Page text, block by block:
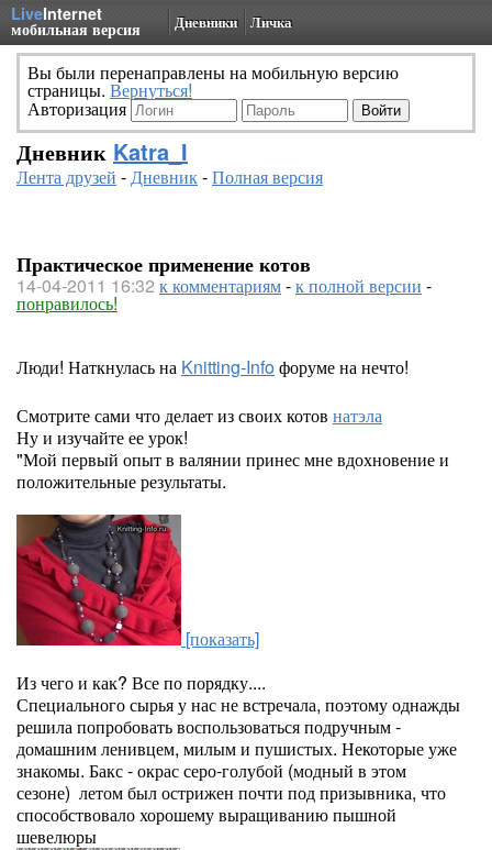
LiveInternet
мобильная версия Дневники Личка
Вы были перенаправлены на мобильную версию
страницы. Вернуться!
Авторизация
Дневник Katra_I
Лента друзей -Дневник-Полная версия
Практическое применение котов
14-04-2011 16:32 к комментариям-к полной версии -
понравилось!
Люди! Наткнулась на Knitting-Infoфоруме на нечто!
Смотрите сами что делает из своих котов натэла
Ну и изучайте ее урок!
"Мой первый опыт в валянии принес мне вдохновение и
положительные результаты.
[показать]
Из чего и как? Все по порядку....
Специального сырья у нас не встречала, поэтому однажды
решила попробовать воспользоваться подручным -
домашним ленивцем, милым и пушистых. Некоторые уже
знакомы. Бакс - окрас серо-голубой (модный в этом
сезоне) летом был острижен почти под призывника, что
способствовало хорошему выращиванию пышной
шевелюры